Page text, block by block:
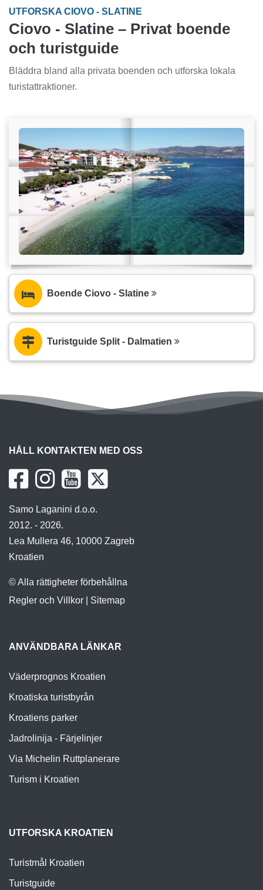
UTFORSKA CIOVO - SLATINE
Ciovo - Slatine – Privat boende
och turistguide
Bläddra bland alla privata boenden och utforska lokala
turistattraktioner.
Boende Ciovo - Slatine
Turistguide Split - Dalmatien
HÅLL KONTAKTEN MED OSS
Samo Laganini d.o.o.
2012. - 2026.
Lea Mullera 46, 10000 Zagreb
Kroatien
© Alla rättigheter förbehållna
Regler och Villkor
Sitemap
ANVÄNDBARA LÄNKAR
Väderprognos Kroatien
Kroatiska turistbyrån
Kroatiens parker
Jadrolinija - Färjelinjer
Via Michelin Ruttplanerare
Turism i Kroatien
UTFORSKA KROATIEN
Turistmål Kroatien
Turistguide